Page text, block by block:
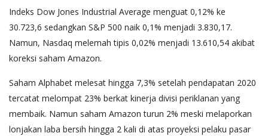
Indeks Dow Jones Industrial Average menguat 0,12% ke
30.723,6 sedangkan S&P 500 naik 0,1% menjadi 3.830,17.
Namun, Nasdaq melemah tipis 0,02% menjadi 13.610,54 akibat
koreksi saham Amazon.
Saham Alphabet melesat hingga 7,3% setelah pendapatan 2020
tercatat melompat 23% berkat kinerja divisi periklanan yang
membaik. Namun saham Amazon turun 2% meski melaporkan
lonjakan laba bersih hingga 2 kali di atas proyeksi pelaku pasar